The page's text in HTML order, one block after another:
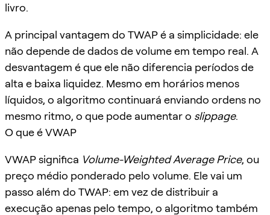
livro.
A principal vantagem do TWAP é a simplicidade: ele
não depende de dados de volume em tempo real. A
desvantagem é que ele não diferencia períodos de
alta e baixa liquidez. Mesmo em horários menos
líquidos, o algoritmo continuará enviando ordens no
mesmo ritmo, o que pode aumentar o slippage.
O que é VWAP
VWAP significa Volume-Weighted Average Price, ou
preço médio ponderado pelo volume. Ele vai um
passo além do TWAP: em vez de distribuir a
execução apenas pelo tempo, o algoritmo também